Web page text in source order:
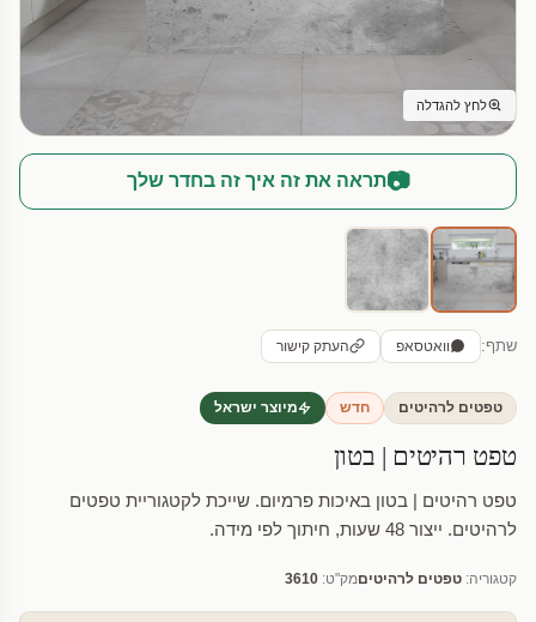
לחץ להגדלה
📷תראה את זה איך זה בחדר שלך
שתף: וואטסאפ העתק קישור
טפטים לרהיטים חדש מיוצר ישראל
טפט רהיטים | בטון
טפט רהיטים | בטון באיכות פרמיום. שייכת לקטגוריית טפטים
לרהיטים. ייצור 48 שעות, חיתוך לפי מידה.
קטגוריה: טפטים לרהיטיםמק"ט: 3610